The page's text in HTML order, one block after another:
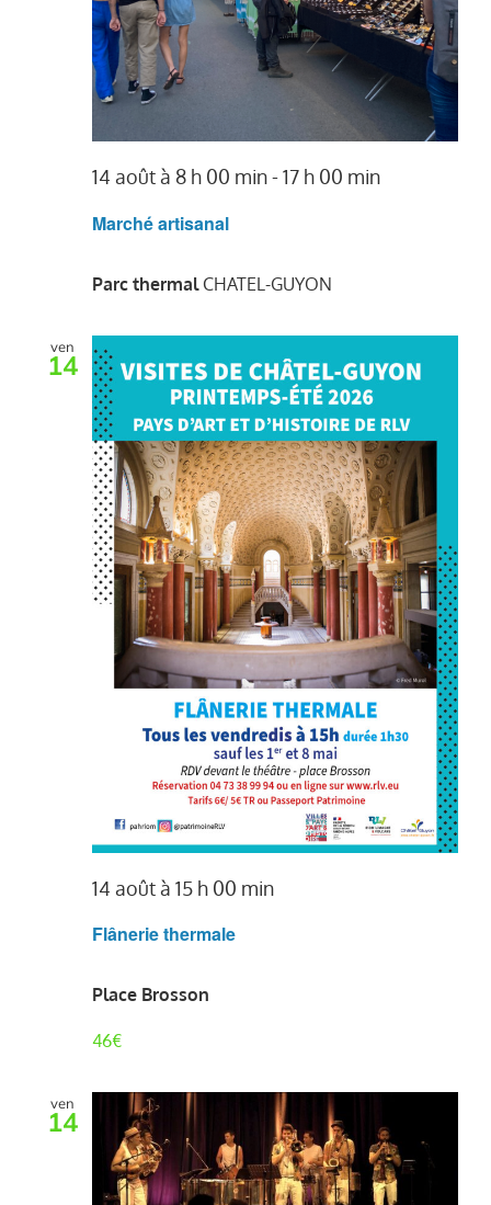
Marché artisanal
14 août à 8 h 00 min-17 h 00 min
Parc thermal CHATEL-GUYON
ven
14
Flânerie thermale
14 août à 15 h 00 min
Place Brosson
46€
ven
14